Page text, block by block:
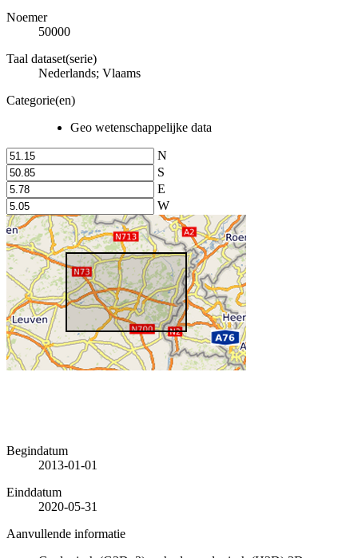
Noemer
50000
Taal dataset(serie)
Nederlands; Vlaams
Categorie(en)
Geo wetenschappelijke data
N
S
E
W
Begindatum
2013-01-01
Einddatum
2020-05-31
Aanvullende informatie